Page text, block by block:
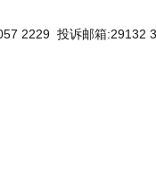
2229 投诉邮箱:29132